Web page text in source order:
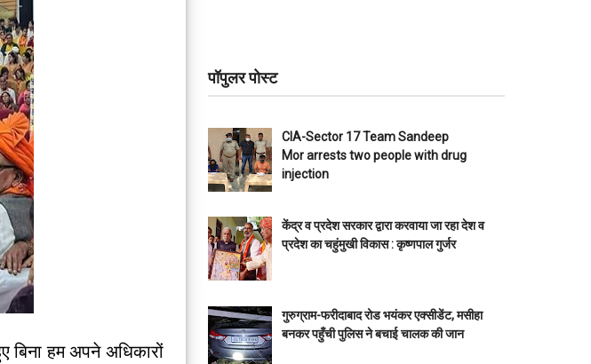
बिना हम अपने अधिकारों
पॉपुलर पोस्ट
CIA-Sector 17 Team Sandeep
Mor arrests two people with drug
injection
केंद्र व प्रदेश सरकार द्वारा करवाया जा रहा देश व
प्रदेश का चहुंमुखी विकास : कृष्णपाल गुर्जर
गुरुग्राम-फरीदाबाद रोड भयंकर एक्सीडेंट, मसीहा
बनकर पहुँची पुलिस ने बचाई चालक की जान